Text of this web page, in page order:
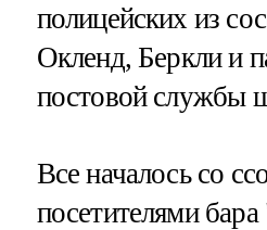
полицейских из
Окленд, Беркли и
постовой службы
Все началось со
посетителями